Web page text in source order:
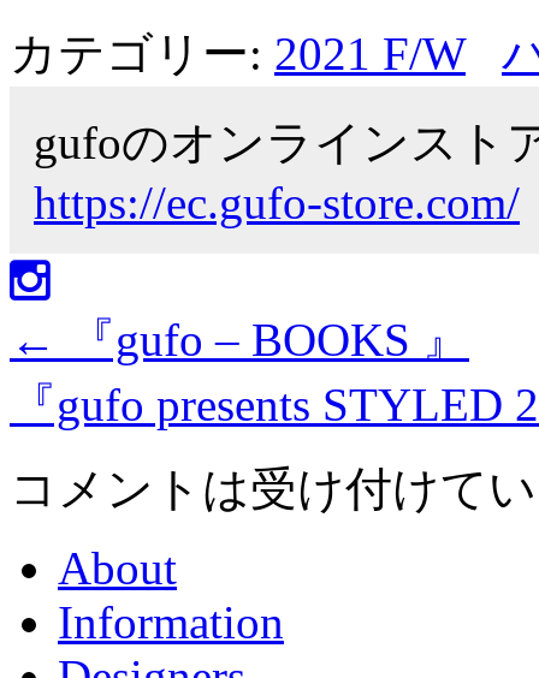
カテゴリー: 2021 F/W
gufoのオンラインスト
https://ec.gufo-store.com/
←
『gufo – BOOKS 』
『gufo presents STYLED
コメントは受け付けて
About
Information